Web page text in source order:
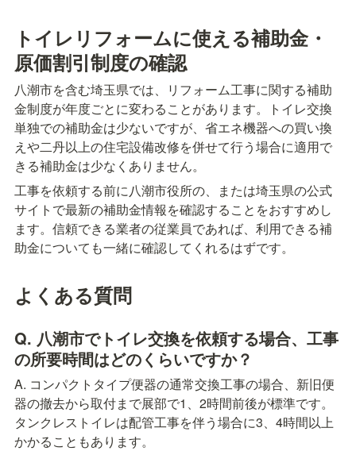
トイレリフォームに使える補助金・
原価割引制度の確認
八潮市を含む埼玉県では、リフォーム工事に関する補助
金制度が年度ごとに変わることがあります。トイレ交換
単独での補助金は少ないですが、省エネ機器への買い換
えや二丹以上の住宅設備改修を併せて行う場合に適用で
きる補助金は少なくありません。
工事を依頼する前に八潮市役所の、または埼玉県の公式
サイトで最新の補助金情報を確認することをおすすめし
ます。信頼できる業者の従業員であれば、利用できる補
助金についても一緒に確認してくれるはずです。
よくある質問
Q. 八潮市でトイレ交換を依頼する場合、工事
の所要時間はどのくらいですか？
A. コンパクトタイプ便器の通常交換工事の場合、新旧便
器の撤去から取付まで展部で1、2時間前後が標準です。
タンクレストイレは配管工事を伴う場合に3、4時間以上
かかることもあります。